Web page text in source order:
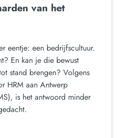
van het
eentje: een bedrijfscultuur.
En kan je die bewust
stand brengen? Volgens
HRM aan Antwerp
is het antwoord minder